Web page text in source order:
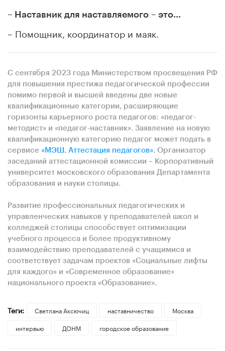
– Наставник для наставляемого – это…
– Помощник, координатор и маяк.
С сентября 2023 года Министерством просвещения РФ
для повышения престижа педагогической профессии
помимо первой и высшей введены две новые
квалификационные категории, расширяющие
горизонты карьерного роста педагогов: «педагог-
методист» и «педагог-наставник». Заявление на новую
квалификационную категорию педагог может подать в
сервисе «МЭШ. Аттестация педагогов». Организатор
заседаний аттестационной комиссии – Корпоративный
университет московского образования Департамента
образования и науки столицы.
Развитие профессиональных педагогических и
управленческих навыков у преподавателей школ и
колледжей столицы способствует оптимизации
учебного процесса и более продуктивному
взаимодействию преподавателей с учащимися и
соответствует задачам проектов «Социальные лифты
для каждого» и «Современное образование»
национального проекта «Образование».
Теги: Светлана Аксючиц наставничество
Москва
интервью
ДОНМ городское образование